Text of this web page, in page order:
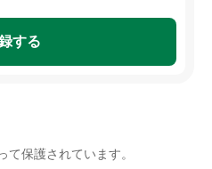
て保護されています。